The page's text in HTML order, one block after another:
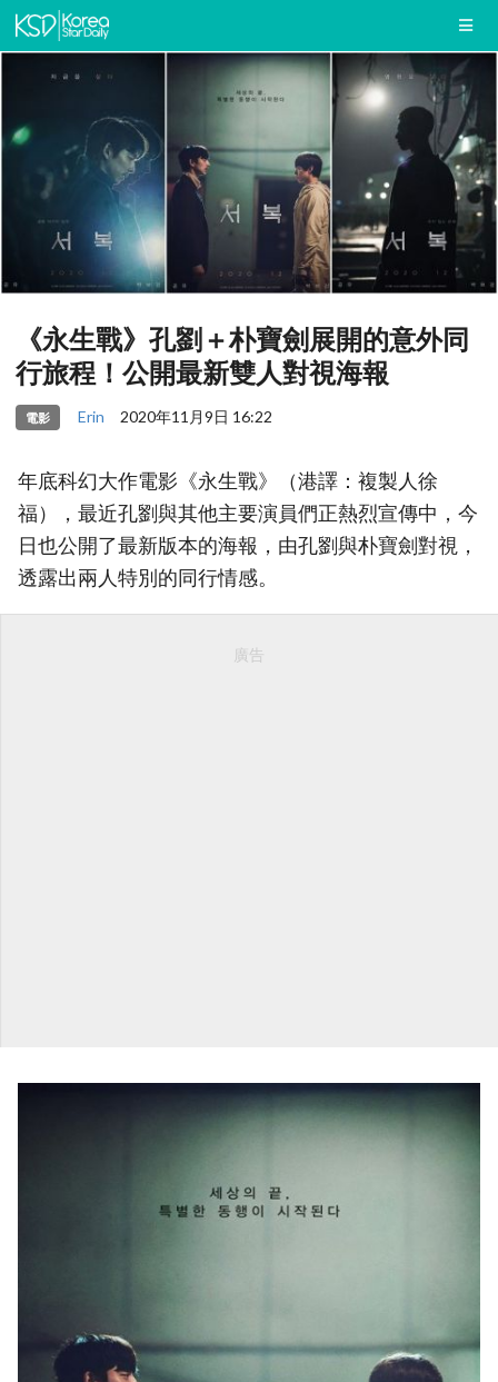
《永生戰》孔劉＋朴寶劍展開的意外同
行旅程！公開最新雙人對視海報
電影 Erin 2020年11月9日 16:22
年底科幻大作電影《永生戰》（港譯：複製人徐
福），最近孔劉與其他主要演員們正熱烈宣傳中，今
日也公開了最新版本的海報，由孔劉與朴寶劍對視，
透露出兩人特別的同行情感。
廣告